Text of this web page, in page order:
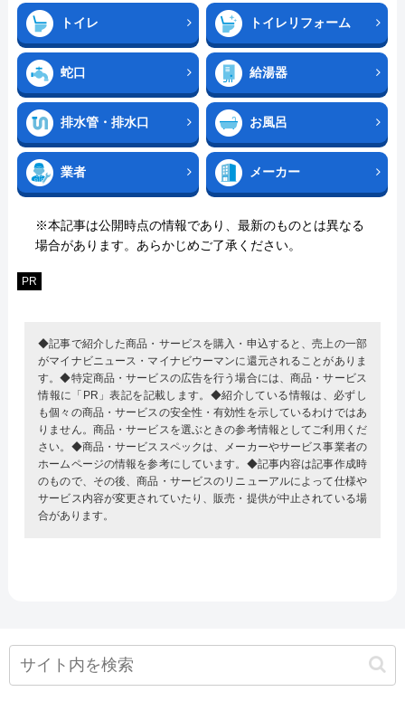
トイレ トイレリフォーム
蛇口 給湯器
排水管・排水口 お風呂
業者 メーカー
※本記事は公開時点の情報であり、最新のものとは異なる
場合があります。あらかじめご了承ください。
PR
◆記事で紹介した商品・サービスを購入・申込すると、売上の一部
がマイナビニュース・マイナビウーマンに還元されることがありま
す。◆特定商品・サービスの広告を行う場合には、商品・サービス
情報に「PR」表記を記載します。◆紹介している情報は、必ずし
も個々の商品・サービスの安全性・有効性を示しているわけではあ
りません。商品・サービスを選ぶときの参考情報としてご利用くだ
さい。◆商品・サービススペックは、メーカーやサービス事業者の
ホームページの情報を参考にしています。◆記事内容は記事作成時
のもので、その後、商品・サービスのリニューアルによって仕様や
サービス内容が変更されていたり、販売・提供が中止されている場
合があります。